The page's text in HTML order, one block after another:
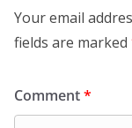
Your email
fields are marked
Comment*